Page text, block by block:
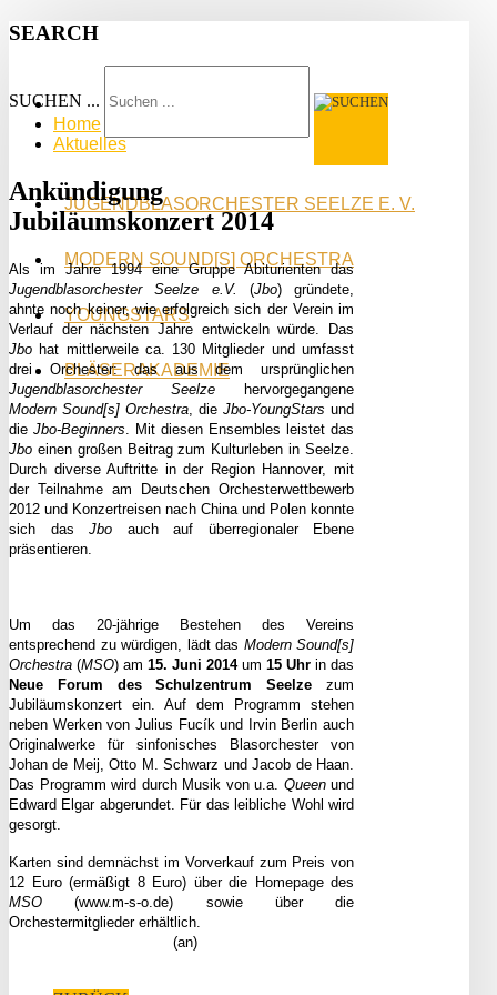
SEARCH
SUCHEN ...
JUGENDBLASORCHESTER SEELZE E. V.
MODERN SOUND[S] ORCHESTRA
YOUNGSTARS
BLÄSERAKADEMIE
Home
Aktuelles
Ankündigung
Jubiläumskonzert 2014
Als im Jahre 1994 eine Gruppe Abiturienten das
Jugendblasorchester Seelze e.V.
(Jbo) gründete,
ahnte noch keiner, wie erfolgreich sich der Verein im
Verlauf der nächsten Jahre entwickeln würde. Das
Jbo hat mittlerweile ca. 130 Mitglieder und umfasst
drei Orchester: das aus dem ursprünglichen
Jugendblasorchester Seelze hervorgegangene
Modern Sound[s] Orchestra , dieJbo-YoungStars und
dieJbo-Beginners . Mit diesen Ensembles leistet das
Jbo einen großen Beitrag zum Kulturleben in Seelze.
Durch diverse Auftritte in der Region Hannover, mit
der Teilnahme am Deutschen Orchesterwettbewerb
2012 und Konzertreisen nach China und Polen konnte
sich dasJbo auch auf überregionaler Ebene
präsentieren.
Um das 20-jährige Bestehen des Vereins
entsprechend zu würdigen, lädt das Modern Sound[s]
Orchestra (MSO) am15. Juni 2014um 15 Uhr in das
Neue Forum des Schulzentrum Seelze zum
Jubiläumskonzert ein. Auf dem Programm stehen
neben Werken von Julius Fucík und Irvin Berlin auch
Originalwerke für sinfonisches Blasorchester von
Johan de Meij, Otto M. Schwarz und Jacob de Haan.
Das Programm wird durch Musik von u.a. Queenund
Edward Elgar abgerundet. Für das leibliche Wohl wird
gesorgt.
Karten sind demnächst im Vorverkauf zum Preis von
12 Euro (ermäßigt 8 Euro) über die Homepage des
MSO (www.m-s-o.de) sowie über die
Orchestermitglieder erhältlich.
(an)